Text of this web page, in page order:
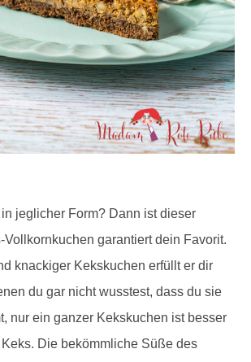
jeglicher Form? Dann ist dieser
Vollkornkuchen garantiert dein Favorit.
knackiger Kekskuchen erfüllt er dir
du gar nicht wusstest, dass du sie
nur ein ganzer Kekskuchen ist besser
Die bekömmliche Süße des